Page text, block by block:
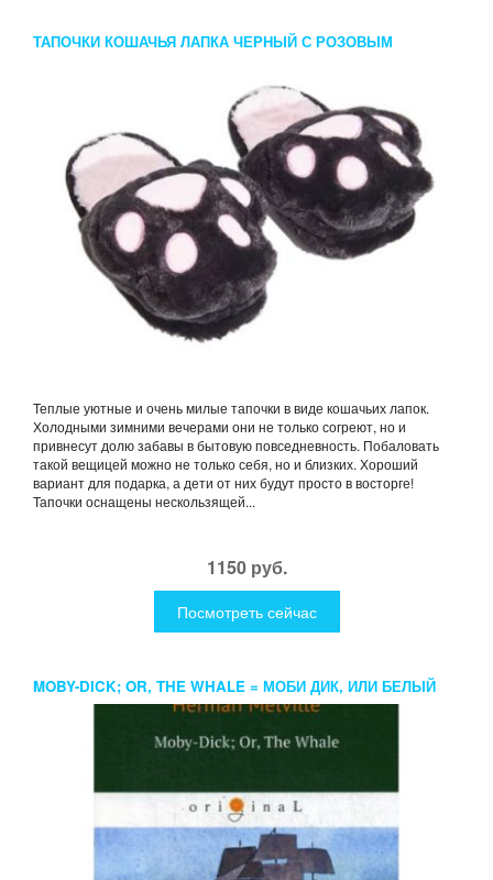
ТАПОЧКИ КОШАЧЬЯ ЛАПКА ЧЕРНЫЙ С РОЗОВЫМ
Теплые уютные и очень милые тапочки в виде кошачьих лапок.
Холодными зимними вечерами они не только согреют, но и
привнесут долю забавы в бытовую повседневность. Побаловать
такой вещицей можно не только себя, но и близких. Хороший
вариант для подарка, а дети от них будут просто в восторге!
Тапочки оснащены нескользящей...
1150 руб.
Посмотреть сейчас
MOBY-DICK; OR, THE WHALE = МОБИ ДИК, ИЛИ БЕЛЫЙ
КИТ: РОМАН НА АНГЛ. ЯЗ. MELVILLE H.